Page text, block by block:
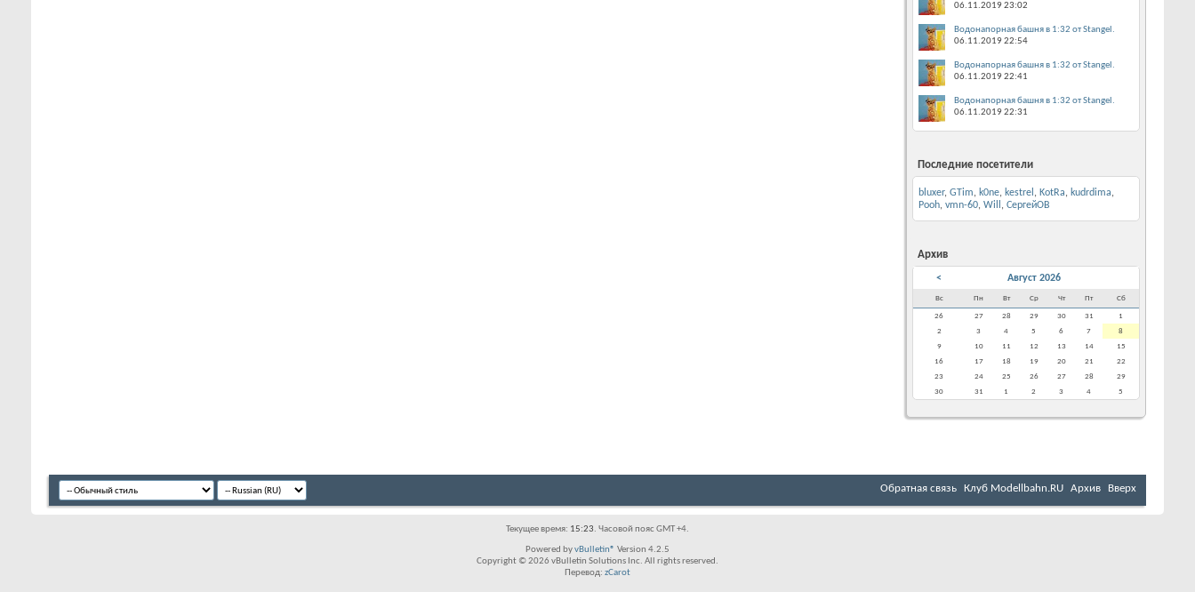
06.11.201923:02
Водонапорная башня в 1:32 от Stangel.
06.11.201922:54
Водонапорная башня в 1:32 от Stangel.
06.11.201922:41
Водонапорная башня в 1:32 от Stangel.
06.11.201922:31
Последние посетители
bluxer, GTim, k0ne, kestrel , KotRa, kudrdima,
Pooh, vmn-60, Will , СергейОВ
Архив
< Август 2026
Вс Пн Вт Ср Чт Пт Сб
26 27 28 29 30 31
1
2
3 4 5 6 7
8
9
10 11 12 13 14
15
16
17 18 19 20 21
22
23
24 25 26 27 28
29
30
31 1 2 3 4 5
Обратная связь Клуб Мodellbahn.RU Архив Вверх
Текущее время: 15:23. Часовой пояс GMT +4.
Powered byvBulletin® Version 4.2.5
Copyright © 2026 vBulletin Solutions Inc. All rights reserved.
Перевод: zCarot